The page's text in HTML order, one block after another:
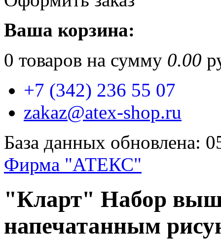
Ваша корзина:
0 товаров на сумму 0.00
+7 (342) 236 55 07
zakaz@atex-shop.ru
База данных обновлена:
Фирма "АТЕКС"
"Кларт" Набор
напечатанным